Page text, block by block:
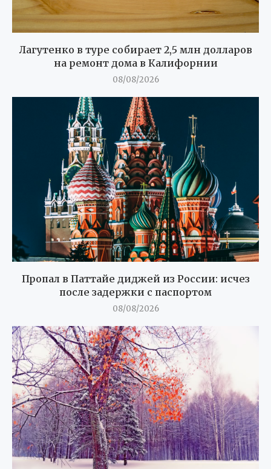
Лагутенко в туре собирает 2,5 млн долларов
на ремонт дома в Калифорнии
08/08/2026
Пропал в Паттайе диджей из России: исчез
после задержки с паспортом
08/08/2026